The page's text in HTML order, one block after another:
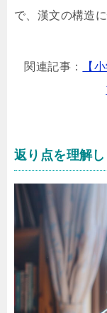
で、漢文の構造
関連記事：
【
返り点を理解し